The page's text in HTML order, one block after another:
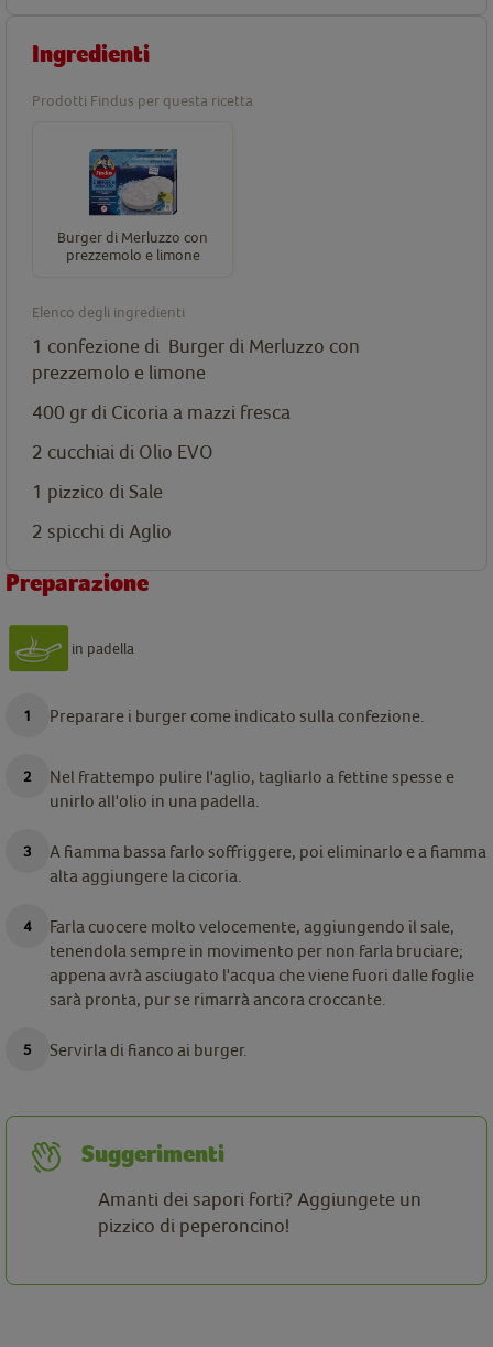
Ingredienti
Prodotti Findus per questa ricetta
Burger di Merluzzo con
prezzemolo e limone
Elenco degli ingredienti
1 confezione di Burger di Merluzzo con
prezzemolo e limone
400 gr di Cicoria a mazzi fresca
2 cucchiai di Olio EVO
1 pizzico di Sale
2 spicchi di Aglio
Preparazione
in padella
Preparare i burger come indicato sulla confezione.
Nel frattempo pulire l'aglio, tagliarlo a fettine spesse e
unirlo all'olio in una padella.
A fiamma bassa farlo soffriggere, poi eliminarlo e a fiamma
alta aggiungere la cicoria.
Farla cuocere molto velocemente, aggiungendo il sale,
tenendola sempre in movimento per non farla bruciare;
appena avrà asciugato l'acqua che viene fuori dalle foglie
sarà pronta, pur se rimarrà ancora croccante.
Servirla di fianco ai burger.
Suggerimenti
Amanti dei sapori forti? Aggiungete un
pizzico di peperoncino!